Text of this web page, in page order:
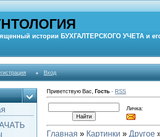
истории БУХГАЛТЕРСКОГО УЧЕТА и
Вход
Приветствую Вас ,Гость · RSS
Личка:
Главная » Картинки »Другое